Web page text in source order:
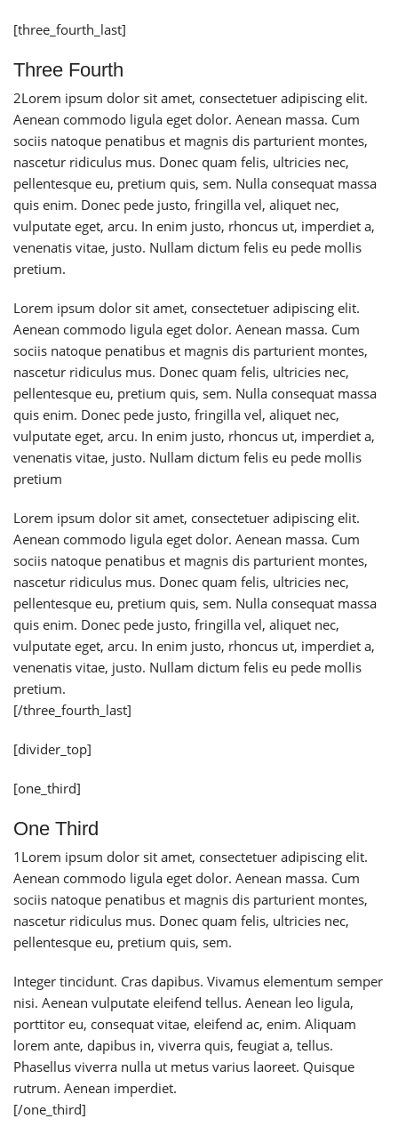
[three_fourth_last]
Three Fourth
2Lorem ipsum dolor sit amet, consectetuer adipiscing elit.
Aenean commodo ligula eget dolor. Aenean massa. Cum
sociis natoque penatibus et magnis dis parturient montes,
nascetur ridiculus mus. Donec quam felis, ultricies nec,
pellentesque eu, pretium quis, sem. Nulla consequat massa
quis enim. Donec pede justo, fringilla vel, aliquet nec,
vulputate eget, arcu. In enim justo, rhoncus ut, imperdiet a,
venenatis vitae, justo. Nullam dictum felis eu pede mollis
pretium.
Lorem ipsum dolor sit amet, consectetuer adipiscing elit.
Aenean commodo ligula eget dolor. Aenean massa. Cum
sociis natoque penatibus et magnis dis parturient montes,
nascetur ridiculus mus. Donec quam felis, ultricies nec,
pellentesque eu, pretium quis, sem. Nulla consequat massa
quis enim. Donec pede justo, fringilla vel, aliquet nec,
vulputate eget, arcu. In enim justo, rhoncus ut, imperdiet a,
venenatis vitae, justo. Nullam dictum felis eu pede mollis
pretium
Lorem ipsum dolor sit amet, consectetuer adipiscing elit.
Aenean commodo ligula eget dolor. Aenean massa. Cum
sociis natoque penatibus et magnis dis parturient montes,
nascetur ridiculus mus. Donec quam felis, ultricies nec,
pellentesque eu, pretium quis, sem. Nulla consequat massa
quis enim. Donec pede justo, fringilla vel, aliquet nec,
vulputate eget, arcu. In enim justo, rhoncus ut, imperdiet a,
venenatis vitae, justo. Nullam dictum felis eu pede mollis
pretium.
[/three_fourth_last]
[divider_top]
[one_third]
One Third
1 Lorem ipsum dolor sit amet, consectetuer adipiscing elit.
Aenean commodo ligula eget dolor. Aenean massa. Cum
sociis natoque penatibus et magnis dis parturient montes,
nascetur ridiculus mus. Donec quam felis, ultricies nec,
pellentesque eu, pretium quis, sem.
Integer tincidunt. Cras dapibus. Vivamus elementum semper
nisi. Aenean vulputate eleifend tellus. Aenean leo ligula,
porttitor eu, consequat vitae, eleifend ac, enim. Aliquam
lorem ante, dapibus in, viverra quis, feugiat a, tellus.
Phasellus viverra nulla ut metus varius laoreet. Quisque
rutrum. Aenean imperdiet.
[/one_third]